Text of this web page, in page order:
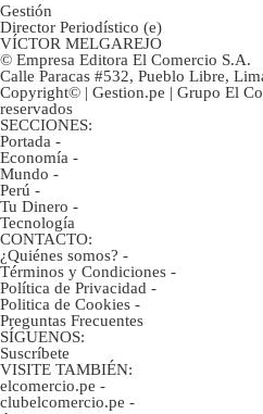
Gestión
Director Periodístico (e)
VÍCTOR MELGAREJO
© Empresa Editora El Comercio S.A.
Calle Paracas #532, Pueblo Libre,
Copyright© | Gestion.pe | Grupo El
reservados
SECCIONES:
Portada -
Economía -
Mundo -
Perú -
Tu Dinero -
Tecnología
CONTACTO:
¿Quiénes somos? -
Términos y Condiciones -
Política de Privacidad -
Politica de Cookies -
Preguntas Frecuentes
SÍGUENOS:
Suscríbete
VISITE TAMBIÉN:
elcomercio.pe -
clubelcomercio.pe -